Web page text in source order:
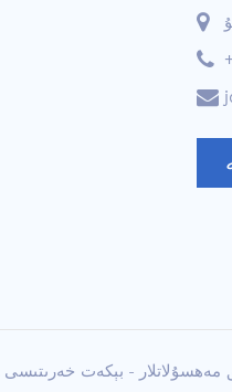
مەھسۇلاتلار - بېكەت خەرىتىسى